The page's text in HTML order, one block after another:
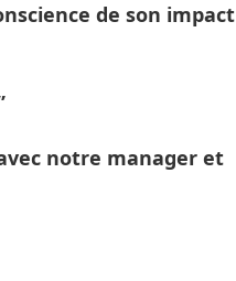
de son impact
notre manager et